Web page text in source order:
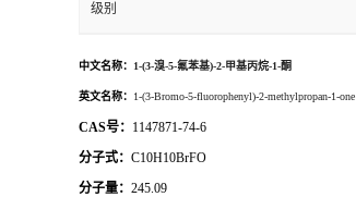
级别
中文名称： 1-(3-溴-5-氟苯基)-2-甲基丙烷-1-酮
英文名称： 1-(3-Bromo-5-fluorophenyl)-2-methylpropan-1-one
CAS号： 1147871-74-6
分子式： C10H10BrFO
分子量： 245.09